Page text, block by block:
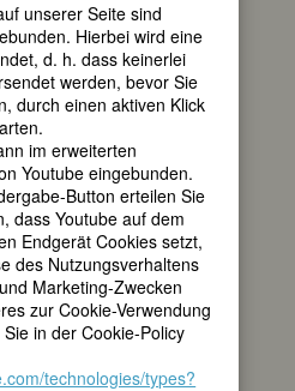
unserer Seite sind
Hierbei wird eine
d. h. dass keinerlei
werden, bevor Sie
durch einen aktiven Klick
im erweiterten
Youtube eingebunden.
Button erteilen Sie
dass Youtube auf dem
Endgerät Cookies setzt,
des Nutzungsverhaltens
Marketing-Zwecken
zur Cookie-Verwendung
in der Cookie-Policy
technologies/types?